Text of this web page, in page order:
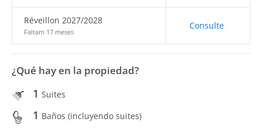
Réveillon 2027/2028
Faltam 17 meses
Consulte
¿Qué hay en la propiedad?
1 Suites
1 Baños (incluyendo suites)